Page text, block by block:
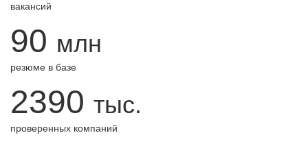
вакансий
90 млн
резюме в базе
2390 тыс.
проверенных компаний